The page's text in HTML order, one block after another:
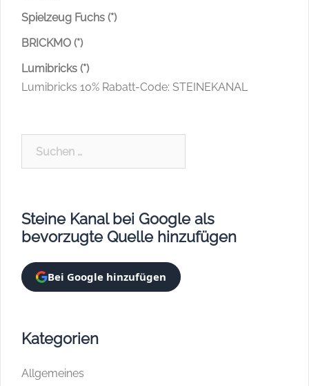
Spielzeug Fuchs (*)
BRICKMO (*)
Lumibricks (*)
Lumibricks 10% Rabatt-Code: STEINEKANAL
Steine Kanal bei Google als
bevorzugte Quelle hinzufügen
Bei Google hinzufügen
Kategorien
Allgemeines